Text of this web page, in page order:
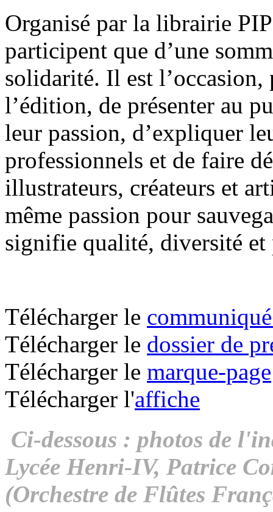
Organisé par la librairie
participent que d’une
solidarité. Il est l’occasion,
l’édition, de présenter au
leur passion, d’expliquer
professionnels et de faire
illustrateurs, créateurs et
même passion pour
signifie qualité, diversité et
Télécharger le
Télécharger le dossier de
Télécharger le marque-page
Télécharger l'affiche
Ci-dessous : photos de
Lycée Henri-IV, Patrice
(Orchestre de Flûtes